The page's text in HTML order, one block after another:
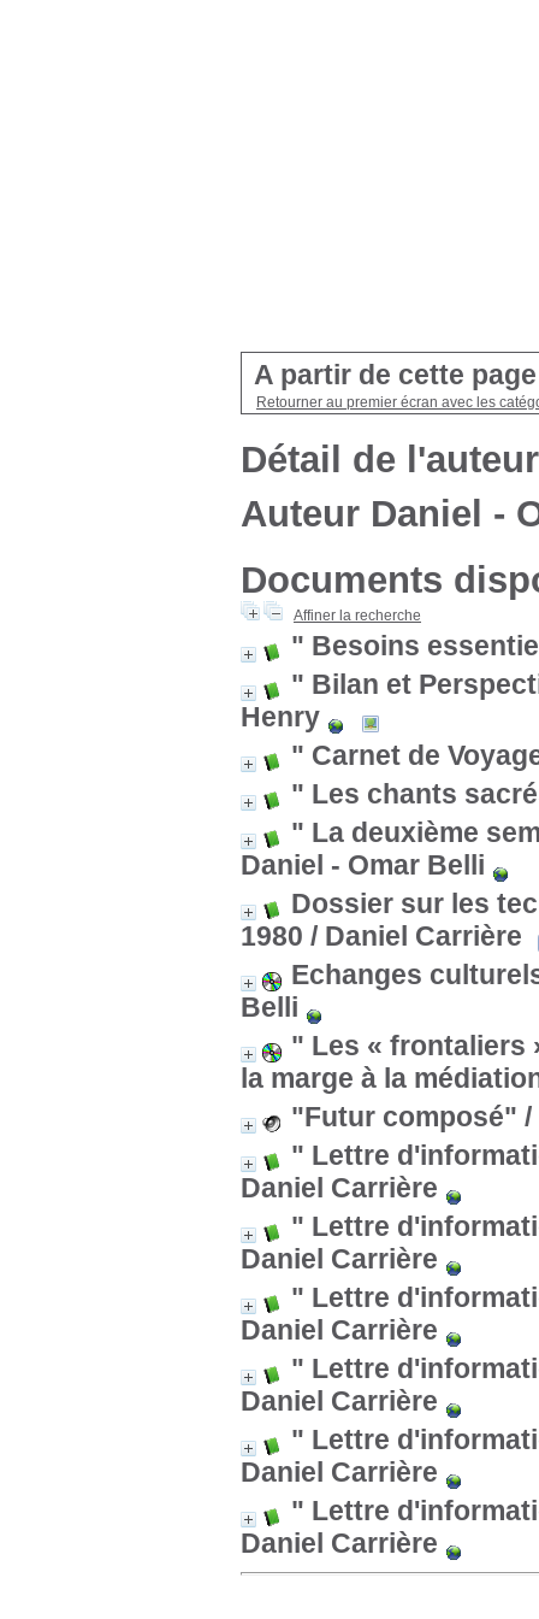
A partir de cette
Retourner au premier écran avec les
Détail de l'auteur
Auteur Daniel -
Documents
Affiner la recherche
" Besoins
" Bilan et
Henry
" Carnet de
" Les chants
" La deuxième
Daniel - Omar Belli
Dossier sur les
1980 / Daniel Carrière
Echanges
Belli
" Les « frontaliers
la marge à la
"Futur composé" /
" Lettre
Daniel Carrière
" Lettre
Daniel Carrière
" Lettre
Daniel Carrière
" Lettre
Daniel Carrière
" Lettre
Daniel Carrière
" Lettre
Daniel Carrière